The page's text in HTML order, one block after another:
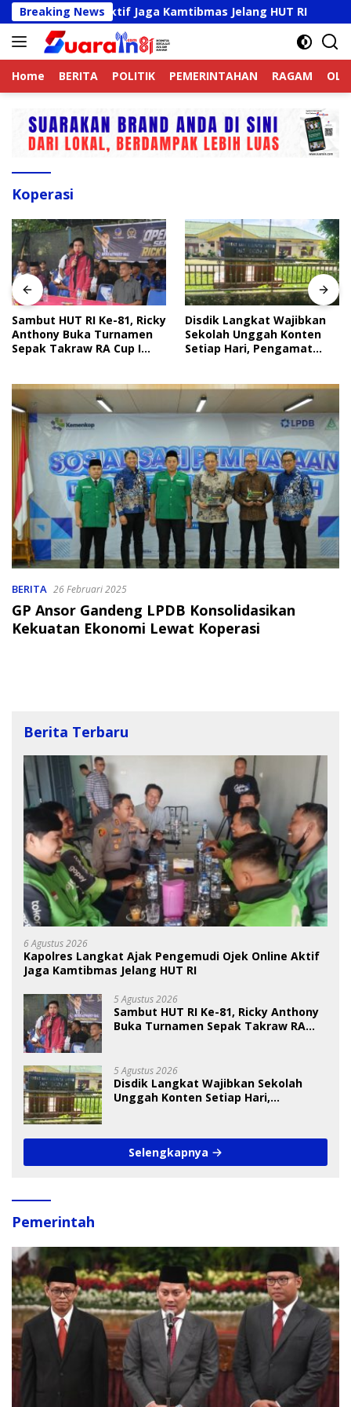
Langsung
ke
konten
Breaking News
Online Aktif Jaga Kamtibmas Jelang HUT RI
Home BERITA POLITIK PEMERINTAHAN RAGAM
Koperasi
Sambut HUT RI Ke-81, Ricky
Anthony Buka Turnamen
Sepak Takraw RA Cup I
Disdik Langkat Wajibkan
Sekolah Unggah Konten
Setiap Hari, Pengamat
BERITA 26 Februari 2025
GP Ansor Gandeng LPDB Konsolidasikan
Kekuatan Ekonomi Lewat Koperasi
Berita Terbaru
6 Agustus 2026
Kapolres Langkat Ajak Pengemudi Ojek Online Aktif
Jaga Kamtibmas Jelang HUT RI
5 Agustus 2026
Sambut HUT RI Ke-81, Ricky Anthony
Buka Turnamen Sepak Takraw RA
5 Agustus 2026
Disdik Langkat Wajibkan Sekolah
Unggah Konten Setiap Hari,
Selengkapnya
Pemerintah